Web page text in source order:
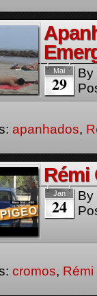
Mai
29
By
apanhados,
Rémi
Jan
24
By
cromos, Rémi